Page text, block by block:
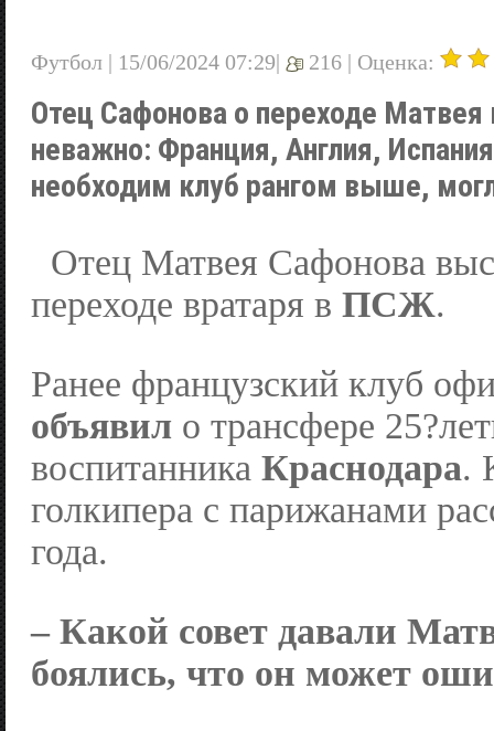
Футбол | 15/06/2024 07:29| 216 | Оценка:
Отец Сафонова о переходе
неважно: Франция, Англия,
необходим клуб рангом выше,
Отец Матвея Сафонова
переходе вратаря в ПСЖ.
Ранее французский клуб
объявил о трансфере
воспитанника Краснодара.
голкипера с парижанами
года.
– Какой совет давали
боялись, что он может